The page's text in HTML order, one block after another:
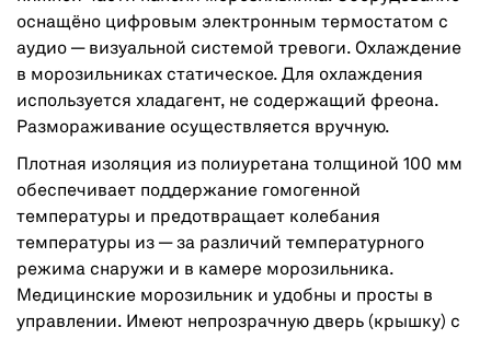
оснащёно цифровым электронным термостатом с
аудио — визуальной системой тревоги. Охлаждение
в морозильниках статическое. Для охлаждения
используется хладагент, не содержащий фреона.
Размораживание осуществляется вручную.
Плотная изоляция из полиуретана толщиной 100 мм
обеспечивает поддержание гомогенной
температуры и предотвращает колебания
температуры из — за различий температурного
режима снаружи и в камере морозильника.
Медицинские морозильник и удобны и просты в
управлении. Имеют непрозрачную дверь (крышку) с